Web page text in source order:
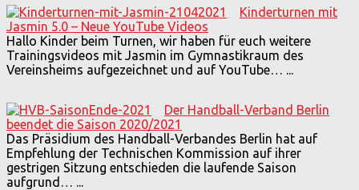
Kinderturnen mit
Jasmin 5.0 – Neue YouTube Videos
Hallo Kinder beim Turnen, wir haben für euch weitere
Trainingsvideos mit Jasmin im Gymnastikraum des
Vereinsheims aufgezeichnet und auf YouTube… ...
Der Handball-Verband Berlin
beendet die Saison 2020/2021
Das Präsidium des Handball-Verbandes Berlin hat auf
Empfehlung der Technischen Kommission auf ihrer
gestrigen Sitzung entschieden die laufende Saison
aufgrund… ...